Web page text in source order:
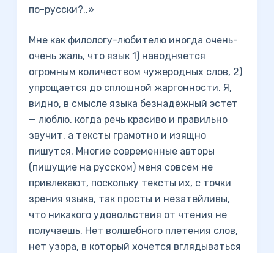
по-русски?..»
Мне как филологу-любителю иногда очень-
очень жаль, что язык 1) наводняется
огромным количеством чужеродных слов, 2)
упрощается до сплошной жаргонности. Я,
видно, в смысле языка безнадёжный эстет
— люблю, когда речь красиво и правильно
звучит, а тексты грамотно и изящно
пишутся. Многие современные авторы
(пишущие на русском) меня совсем не
привлекают, поскольку тексты их, с точки
зрения языка, так просты и незатейливы,
что никакого удовольствия от чтения не
получаешь. Нет волшебного плетения слов,
нет узора, в который хочется вглядываться